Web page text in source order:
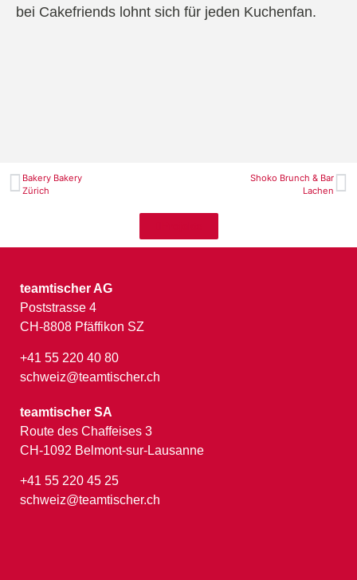
bei Cakefriends lohnt sich für jeden Kuchenfan.
Bakery Bakery
Zürich
Shoko Brunch & Bar
Lachen
teamtischer AG
Poststrasse 4
CH-8808 Pfäffikon SZ
+41 55 220 40 80
schweiz@teamtischer.ch
teamtischer SA
Route des Chaffeises 3
CH-1092 Belmont-sur-Lausanne
+41 55 220 45 25
schweiz@teamtischer.ch